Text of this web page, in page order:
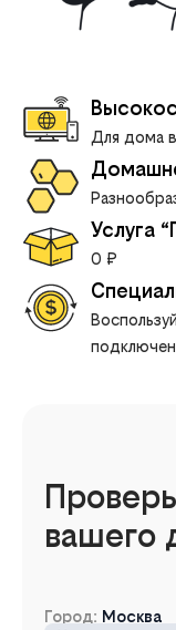
Для дома
Услуга
0 ₽
вашего
Город: Москва